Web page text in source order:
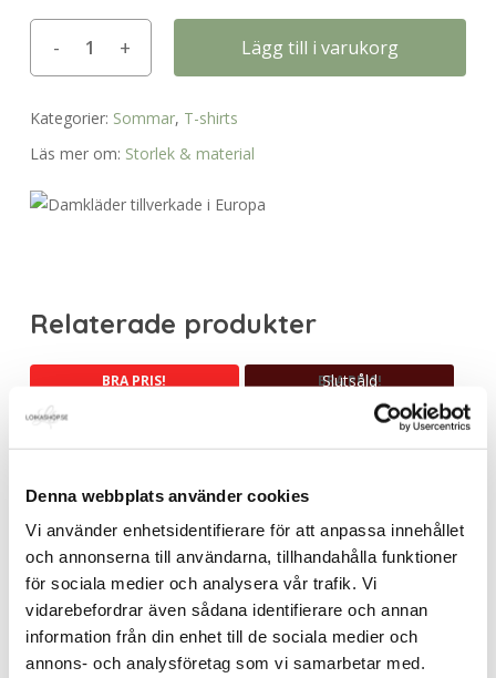
Denna webbplats använder cookies
Vi använder enhetsidentifierare för att anpassa innehållet
och annonserna till användarna, tillhandahålla funktioner
för sociala medier och analysera vår trafik. Vi
vidarebefordrar även sådana identifierare och annan
information från din enhet till de sociala medier och
annons- och analysföretag som vi samarbetar med.
Lägg till i varukorg
Kategorier: Sommar, T-shirts
Läs mer om: Storlek & material
Relaterade produkter
BRA PRIS!
Ana t-shirt + Annemi byxa
– pack (no1)
798.00kr Det
ursprungliga
priset
var:
798.00kr.
649.00krDet
nuvarande
priset
är:
649.00kr.
BRA PRIS!
Slutsåld
– pack (no4)
798.00kr Det
ursprungliga
priset
var:
798.00kr.
649.00krDet
priset
är:
649.00kr.
BRA PRIS!
Slutsåld